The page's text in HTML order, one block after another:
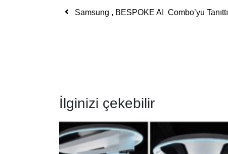
Yazı dolaşımı
Samsung , BESPOKE AI Combo’yu Tanıttı
İlginizi çekebilir